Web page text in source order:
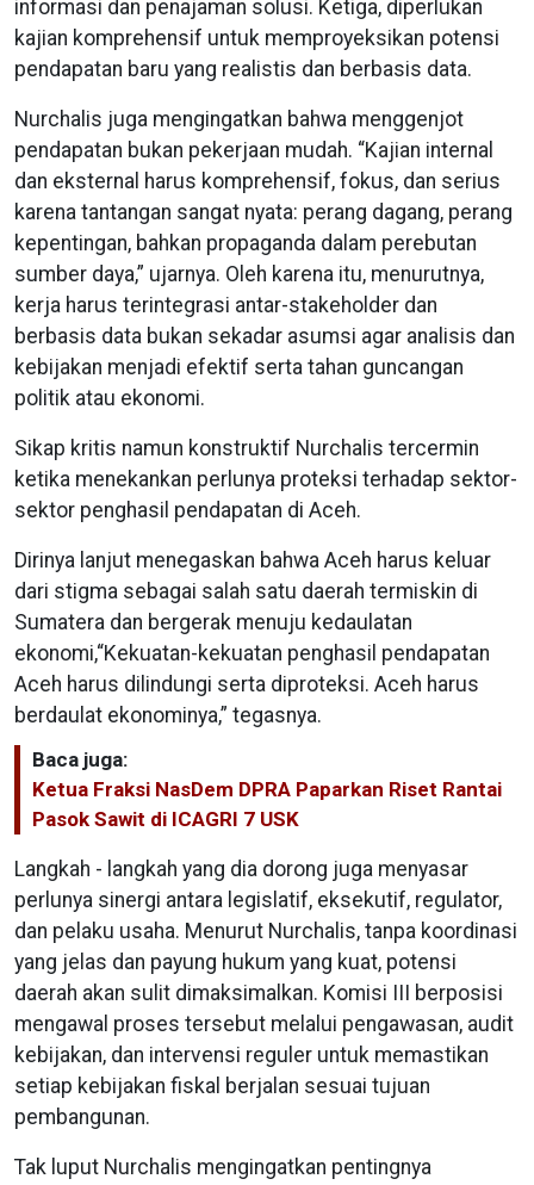
informasi dan penajaman solusi. Ketiga, diperlukan
kajian komprehensif untuk memproyeksikan potensi
pendapatan baru yang realistis dan berbasis data.
Nurchalis juga mengingatkan bahwa menggenjot
pendapatan bukan pekerjaan mudah. “Kajian internal
dan eksternal harus komprehensif, fokus, dan serius
karena tantangan sangat nyata: perang dagang, perang
kepentingan, bahkan propaganda dalam perebutan
sumber daya,” ujarnya. Oleh karena itu, menurutnya,
kerja harus terintegrasi antar-stakeholder dan
berbasis data bukan sekadar asumsi agar analisis dan
kebijakan menjadi efektif serta tahan guncangan
politik atau ekonomi.
Sikap kritis namun konstruktif Nurchalis tercermin
ketika menekankan perlunya proteksi terhadap sektor-
sektor penghasil pendapatan di Aceh.
Dirinya lanjut menegaskan bahwa Aceh harus keluar
dari stigma sebagai salah satu daerah termiskin di
Sumatera dan bergerak menuju kedaulatan
ekonomi,“Kekuatan-kekuatan penghasil pendapatan
Aceh harus dilindungi serta diproteksi. Aceh harus
berdaulat ekonominya,” tegasnya.
Baca juga:
Ketua Fraksi NasDem DPRA Paparkan Riset Rantai
Pasok Sawit di ICAGRI 7 USK
Langkah - langkah yang dia dorong juga menyasar
perlunya sinergi antara legislatif, eksekutif, regulator,
dan pelaku usaha. Menurut Nurchalis, tanpa koordinasi
yang jelas dan payung hukum yang kuat, potensi
daerah akan sulit dimaksimalkan. Komisi III berposisi
mengawal proses tersebut melalui pengawasan, audit
kebijakan, dan intervensi reguler untuk memastikan
setiap kebijakan fiskal berjalan sesuai tujuan
pembangunan.
Tak luput Nurchalis mengingatkan pentingnya